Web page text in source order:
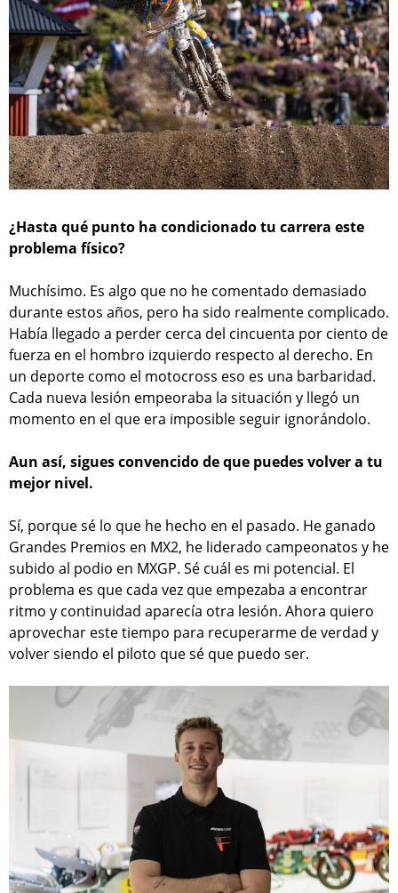
¿Hasta qué punto ha condicionado tu carrera este
problema físico?
Muchísimo. Es algo que no he comentado demasiado
durante estos años, pero ha sido realmente complicado.
Había llegado a perder cerca del cincuenta por ciento de
fuerza en el hombro izquierdo respecto al derecho. En
un deporte como el motocross eso es una barbaridad.
Cada nueva lesión empeoraba la situación y llegó un
momento en el que era imposible seguir ignorándolo.
Aun así, sigues convencido de que puedes volver a tu
mejor nivel.
Sí, porque sé lo que he hecho en el pasado. He ganado
Grandes Premios en MX2, he liderado campeonatos y he
subido al podio en MXGP. Sé cuál es mi potencial. El
problema es que cada vez que empezaba a encontrar
ritmo y continuidad aparecía otra lesión. Ahora quiero
aprovechar este tiempo para recuperarme de verdad y
volver siendo el piloto que sé que puedo ser.